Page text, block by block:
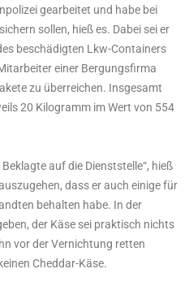
gearbeitet und habe bei
sollen, hieß es. Dabei sei er
beschädigten Lkw-Containers
einer Bergungsfirma
zu überreichen. Insgesamt
20 Kilogramm im Wert von 554
auf die Dienststelle“, hieß
dass er auch einige für
behalten habe. In der
der Käse sei praktisch nichts
vor der Vernichtung retten
Cheddar-Käse.